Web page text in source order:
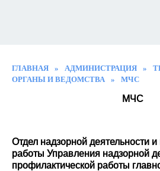
ГЛАВНАЯ » АДМИНИСТРАЦИЯ »
ОРГАНЫ И ВЕДОМСТВА
» МЧС
МЧС
Отдел надзорной деятельности
работы Управления надзорной
профилактической работы